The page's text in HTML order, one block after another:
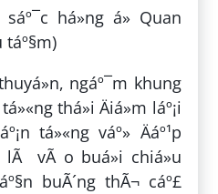
há»ng á» Quan
táº§m)
ngáº¯m khung
thá»i Äiá»m láº¡i
tá»«ng váº» Äáº¹p
vÃ o buá»i chiá»u
buÃ´ng thÃ¬ cáº£